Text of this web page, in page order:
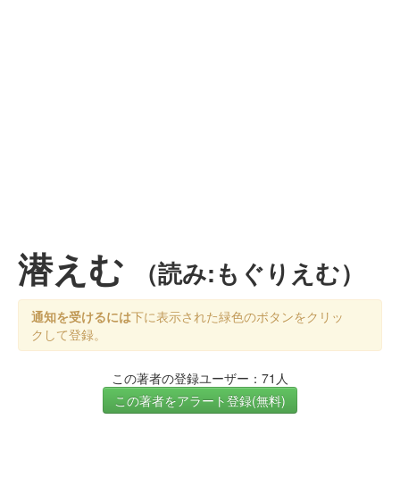
潜えむ （読み:もぐりえむ）
通知を受けるには下に表示された緑色のボタンをクリッ
クして登録。
この著者の登録ユーザー：71人
この著者をアラート登録(無料)